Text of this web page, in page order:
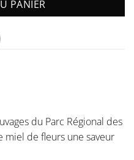
PANIER
du Parc Régional des
miel de fleurs une saveur